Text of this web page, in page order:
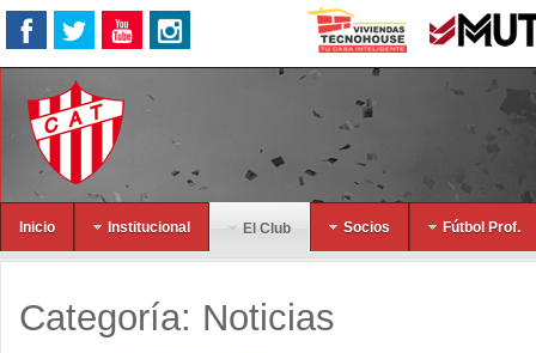
Inicio Institucional El Club Socios Fútbol Prof.
Categoría: Noticias